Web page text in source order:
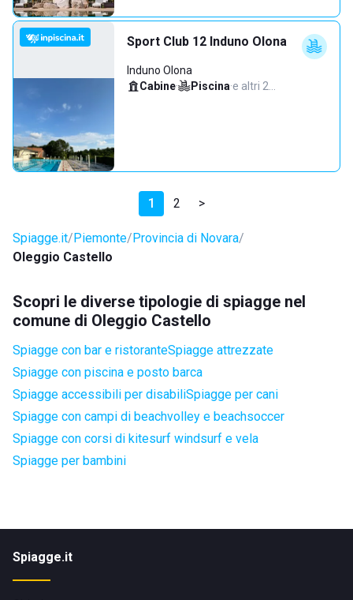
Sport Club 12 Induno Olona
Induno Olona
Cabine· Piscina·e altri 2…
1 2 >
Spiagge.it Piemonte Provincia di Novara
Oleggio Castello
Scopri le diverse tipologie di spiagge nel
comune di Oleggio Castello
Spiagge con bar e ristoranteSpiagge attrezzate
Spiagge con piscina e posto barca
Spiagge accessibili per disabiliSpiagge per cani
Spiagge con campi di beachvolley e beachsoccer
Spiagge con corsi di kitesurf windsurf e vela
Spiagge per bambini
Spiagge.it